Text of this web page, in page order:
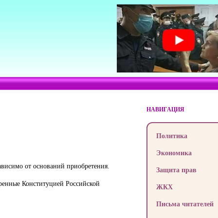
от оснований приобретения.
Конституцией Российской
НАВИГАЦИЯ
Политика
Экономика
Защита прав
ЖКХ
Письма читателей